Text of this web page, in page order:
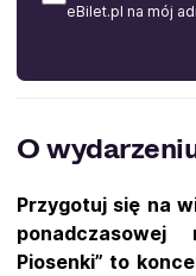
eBilet.pl na mój
O
Przygotuj się na
ponadczasowej
Piosenki” to